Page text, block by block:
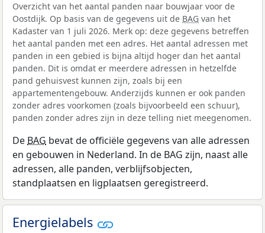
Overzicht van het aantal panden naar bouwjaar voor de
Oostdijk. Op basis van de gegevens uit de BAG van het
Kadaster van 1 juli 2026. Merk op: deze gegevens betreffen
het aantal panden met een adres. Het aantal adressen met
panden in een gebied is bijna altijd hoger dan het aantal
panden. Dit is omdat er meerdere adressen in hetzelfde
pand gehuisvest kunnen zijn, zoals bij een
appartementengebouw. Anderzijds kunnen er ook panden
zonder adres voorkomen (zoals bijvoorbeeld een schuur),
panden zonder adres zijn in deze telling niet meegenomen.
De BAG bevat de officiële gegevens van alle adressen
en gebouwen in Nederland. In de BAG zijn, naast alle
adressen, alle panden, verblijfsobjecten,
standplaatsen en ligplaatsen geregistreerd.
Energielabels